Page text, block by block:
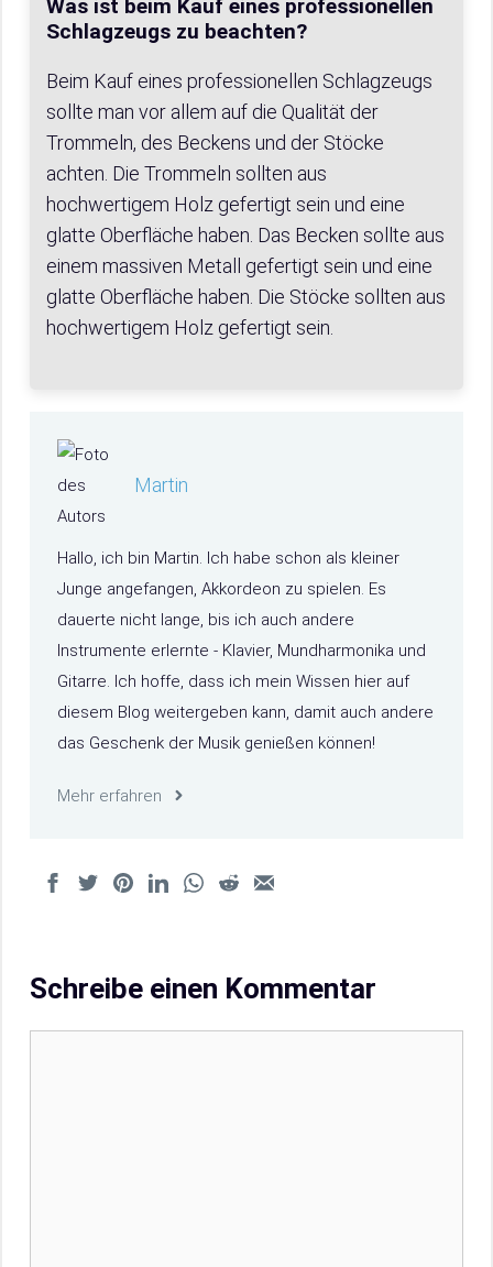
Was ist beim Kauf eines professionellen
Schlagzeugs zu beachten?
Beim Kauf eines professionellen Schlagzeugs
sollte man vor allem auf die Qualität der
Trommeln, des Beckens und der Stöcke
achten. Die Trommeln sollten aus
hochwertigem Holz gefertigt sein und eine
glatte Oberfläche haben. Das Becken sollte aus
einem massiven Metall gefertigt sein und eine
glatte Oberfläche haben. Die Stöcke sollten aus
hochwertigem Holz gefertigt sein.
Martin
Hallo, ich bin Martin. Ich habe schon als kleiner
Junge angefangen, Akkordeon zu spielen. Es
dauerte nicht lange, bis ich auch andere
Instrumente erlernte - Klavier, Mundharmonika und
Gitarre. Ich hoffe, dass ich mein Wissen hier auf
diesem Blog weitergeben kann, damit auch andere
das Geschenk der Musik genießen können!
Mehr erfahren
Schreibe einen Kommentar